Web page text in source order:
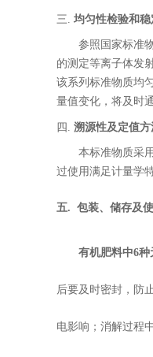
三. 均匀性检验和
参照国家标准
的测定等离子体发
该系列标准物质均
量值变化，将及时
四. 溯源性及定值方
本标准物质采
过使用满足计量学
五. 包装、储存及
有机肥料中6
后要及时密封，防
电影响；消解过程